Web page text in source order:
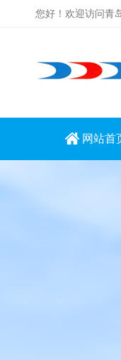
您好！欢迎访问青
网站首